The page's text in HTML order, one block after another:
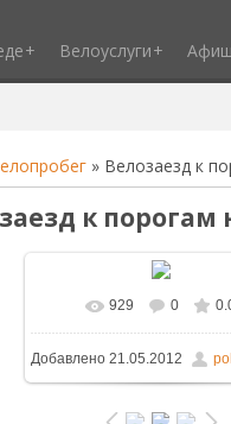
Велоуслуги
» Велозаезд к
к порогам
929 0
Добавлено21.05.2012